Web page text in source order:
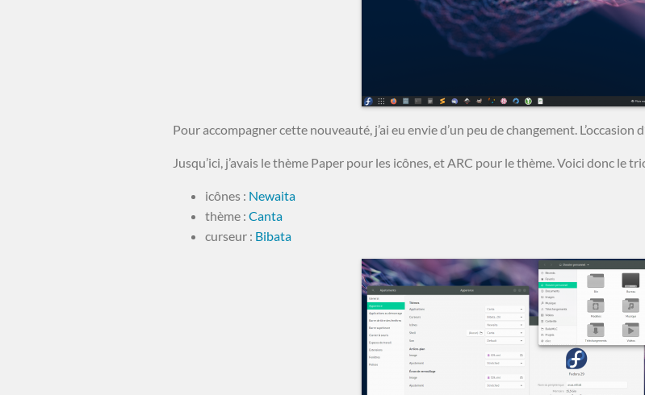
Pour accompagner cette nouveauté, j’ai eu envie d’un peu de changement. L’occasion
Jusqu’ici, j’avais le thème Paper pour les icônes, et ARC pour le thème. Voici donc le
icônes : Newaita
thème : Canta
curseur : Bibata